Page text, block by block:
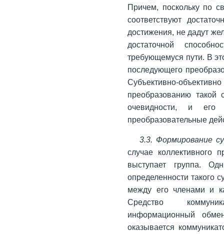
Причем, поскольку по
соответствуют
достижения, не дадут
достаточной
требующемуся пути. В
последующего
Субъективно-
преобразованию такой
очевидности, и его
преобразовательные
3.3. Формирование
случае коллективного
выступает группа.
определенности такого
между его членами и
Средство
информационный
оказывается